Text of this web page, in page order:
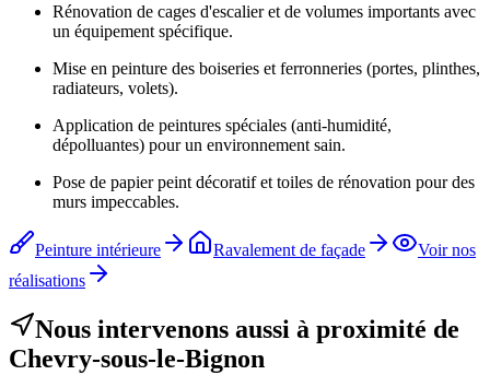
Rénovation de cages d'escalier et de volumes importants avec
un équipement spécifique.
Mise en peinture des boiseries et ferronneries (portes, plinthes,
radiateurs, volets).
Application de peintures spéciales (anti-humidité,
dépolluantes) pour un environnement sain.
Pose de papier peint décoratif et toiles de rénovation pour des
murs impeccables.
Peinture intérieure Ravalement de façade
Voir nos
réalisations
Nous intervenons aussi à proximité de
Chevry-sous-le-Bignon